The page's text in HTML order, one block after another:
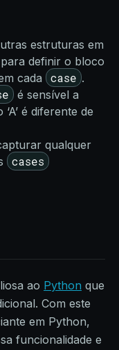
estruturas em
definir o bloco
cada
case .
é sensível a
é diferente de
qualquer
cases
ao Python que
Com este
em Python,
funcionalidade e